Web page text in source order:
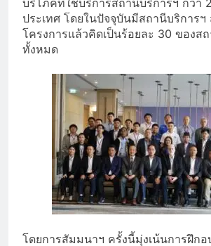
ประเทศ โดยในปัจจุบันมีสถานีบริการฯ
โครงการแล้วคิดเป็นร้อยละ 30 ของส
ทั้งหมด
โดยการสัมมนาฯ ครั้งนี้มุ่งเน้นการฝึก